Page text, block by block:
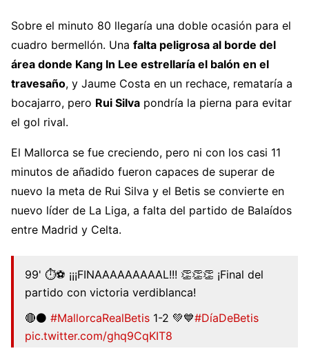
Sobre el minuto 80 llegaría una doble ocasión para el
cuadro bermellón. Una falta peligrosa al borde del
área donde Kang In Lee estrellaría el balón en el
travesaño, y Jaume Costa en un rechace, remataría a
bocajarro, pero Rui Silva pondría la pierna para evitar
el gol rival.
El Mallorca se fue creciendo, pero ni con los casi 11
minutos de añadido fueron capaces de superar de
nuevo la meta de Rui Silva y el Betis se convierte en
nuevo líder de La Liga, a falta del partido de Balaídos
entre Madrid y Celta.
99' ⏱⚽️ ¡¡¡FINAAAAAAAAAL!!! 👏👏👏 ¡Final del
partido con victoria verdiblanca!
🔴⚫ #MallorcaRealBetis 1-2 💚💙#DíaDeBetis
pic.twitter.com/ghq9CqKIT8